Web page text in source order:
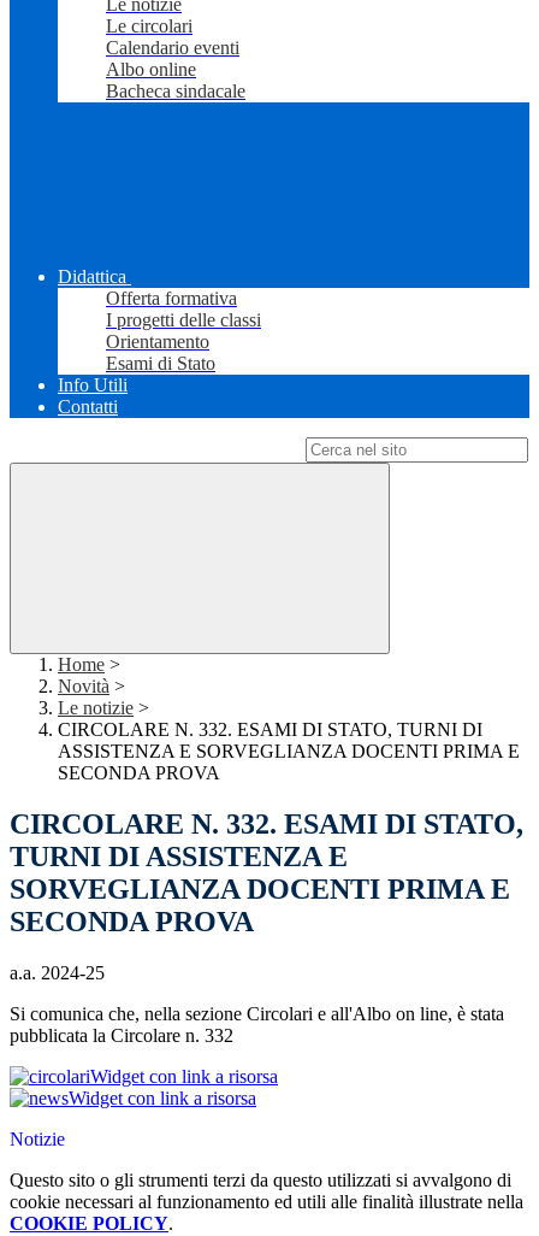
Le notizie
Le circolari
Calendario eventi
Albo online
Bacheca sindacale
Didattica
Offerta formativa
I progetti delle classi
Orientamento
Esami di Stato
Info Utili
Contatti
Home >
Novità >
Le notizie >
CIRCOLARE N. 332. ESAMI DI STATO, TURNI DI
ASSISTENZA E SORVEGLIANZA DOCENTI PRIMA E
SECONDA PROVA
CIRCOLARE N. 332. ESAMI DI STATO,
TURNI DI ASSISTENZA E
SORVEGLIANZA DOCENTI PRIMA E
SECONDA PROVA
a.a. 2024-25
Si comunica che, nella sezione Circolari e all'Albo on line, è stata
pubblicata la Circolare n. 332
Widget con link a risorsa
Widget con link a risorsa
Notizie
Questo sito o gli strumenti terzi da questo utilizzati si avvalgono di
cookie necessari al funzionamento ed utili alle finalità illustrate nella
COOKIE POLICY.